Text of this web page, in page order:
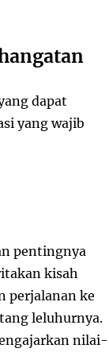
dapat
yang wajib
pentingnya
kisah
perjalanan ke
leluhurnya.
nilai-